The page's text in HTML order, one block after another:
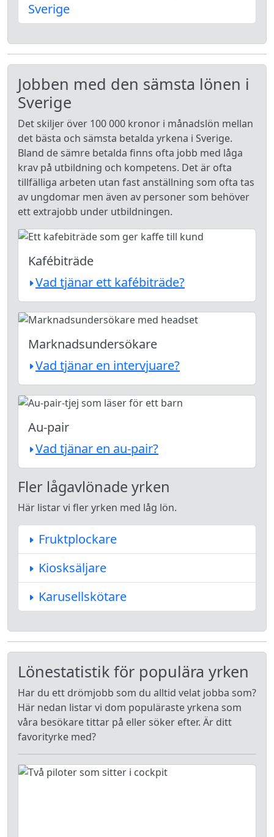
Sverige
Jobben med den sämsta lönen i
Sverige
Det skiljer över 100 000 kronor i månadslön mellan
det bästa och sämsta betalda yrkena i Sverige.
Bland de sämre betalda finns ofta jobb med låga
krav på utbildning och kompetens. Det är ofta
tillfälliga arbeten utan fast anställning som ofta tas
av ungdomar men även av personer som behöver
ett extrajobb under utbildningen.
Kafébiträde
Vad tjänar ett kafébiträde?
Marknadsundersökare
Vad tjänar en intervjuare?
Au-pair
Vad tjänar en au-pair?
Fler lågavlönade yrken
Här listar vi fler yrken med låg lön.
Fruktplockare
Kiosksäljare
Karusellskötare
Lönestatistik för populära yrken
Har du ett drömjobb som du alltid velat jobba som?
Här nedan listar vi dom populäraste yrkena som
våra besökare tittar på eller söker efter. Är ditt
favorityrke med?